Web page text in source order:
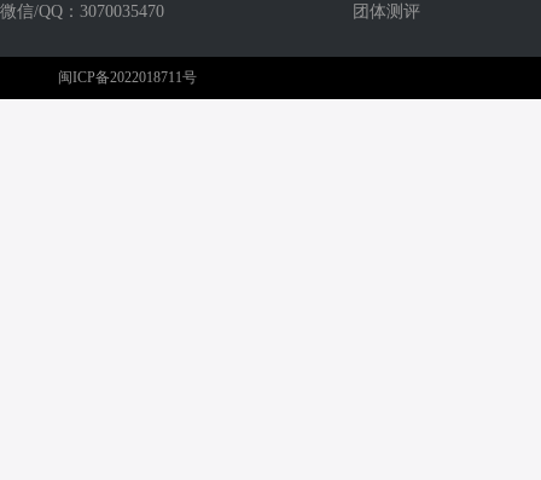
微信/QQ：3070035470 团体测评
闽ICP备2022018711号